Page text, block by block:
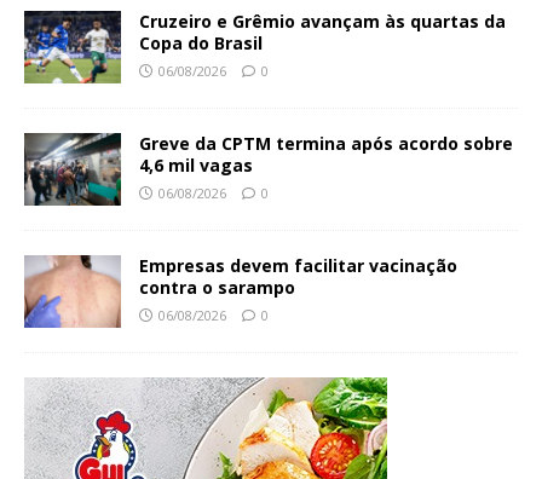
Cruzeiro e Grêmio avançam às quartas da
Copa do Brasil
06/08/2026 0
Greve da CPTM termina após acordo sobre
4,6 mil vagas
06/08/2026 0
Empresas devem facilitar vacinação
contra o sarampo
06/08/2026 0